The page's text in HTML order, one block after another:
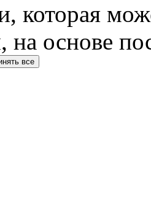
которая
на основе
все